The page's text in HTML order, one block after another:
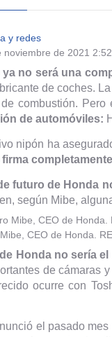
y redes
noviembre de 2021 2:52
no será una
de coches.
de combustión.
de automóviles:
nipón ha
firma
futuro de Honda
según Mibe,
CEO de Honda.
Honda no sería
de cámaras
ocurre con
el pasado mes